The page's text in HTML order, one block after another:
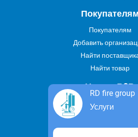
RD fire group
Услуги
Покупателям
Покупателям
Добавить
Найти
Найти товар
Услуги В2В
Найти услугу
Предложить свою
Дропшиппинг